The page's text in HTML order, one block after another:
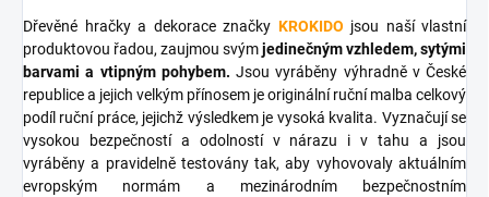
Dřevěné hračky a dekorace značky KROKIDO jsou naší vlastní
produktovou řadou, zaujmou svýmjedinečným vzhledem, sytými
barvami a vtipným pohybem. Jsou vyráběny výhradně v České
republice a jejich velkým přínosem je originální ruční malba celkový
podíl ruční práce, jejichž výsledkem je vysoká kvalita. Vyznačují se
vysokou bezpečností a odolností v nárazu i v tahu a jsou
vyráběny a pravidelně testovány tak, aby vyhovovaly aktuálním
evropským normám a mezinárodním bezpečnostním